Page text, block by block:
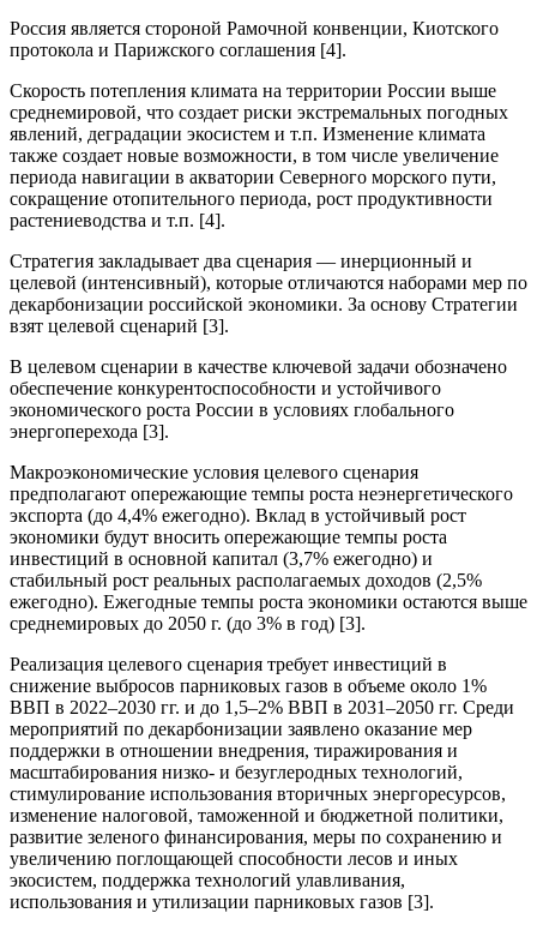
Россия является стороной Рамочной конвенции, Киотского
протокола и Парижского соглашения [4].
Скорость потепления климата на территории России выше
среднемировой, что создает риски экстремальных погодных
явлений, деградации экосистем и т.п. Изменение климата
также создает новые возможности, в том числе увеличение
периода навигации в акватории Северного морского пути,
сокращение отопительного периода, рост продуктивности
растениеводства и т.п. [4].
Стратегия закладывает два сценария — инерционный и
целевой (интенсивный), которые отличаются наборами мер по
декарбонизации российской экономики. За основу Стратегии
взят целевой сценарий [3].
В целевом сценарии в качестве ключевой задачи обозначено
обеспечение конкурентоспособности и устойчивого
экономического роста России в условиях глобального
энергоперехода [3].
Макроэкономические условия целевого сценария
предполагают опережающие темпы роста неэнергетического
экспорта (до 4,4% ежегодно). Вклад в устойчивый рост
экономики будут вносить опережающие темпы роста
инвестиций в основной капитал (3,7% ежегодно) и
стабильный рост реальных располагаемых доходов (2,5%
ежегодно). Ежегодные темпы роста экономики остаются выше
среднемировых до 2050 г. (до 3% в год) [3].
Реализация целевого сценария требует инвестиций в
снижение выбросов парниковых газов в объеме около 1%
ВВП в 2022–2030 гг. и до 1,5–2% ВВП в 2031–2050 гг. Среди
мероприятий по декарбонизации заявлено оказание мер
поддержки в отношении внедрения, тиражирования и
масштабирования низко- и безуглеродных технологий,
стимулирование использования вторичных энергоресурсов,
изменение налоговой, таможенной и бюджетной политики,
развитие зеленого финансирования, меры по сохранению и
увеличению поглощающей способности лесов и иных
экосистем, поддержка технологий улавливания,
использования и утилизации парниковых газов [3].